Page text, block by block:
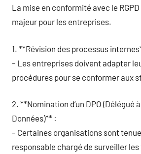
La mise en conformité avec le
majeur pour les entreprises.
1. **Révision des processus
– Les entreprises doivent adapter
procédures pour se conformer aux
2. **Nomination d’un DPO (Délégué
Données)** :
– Certaines organisations sont
responsable chargé de surveiller